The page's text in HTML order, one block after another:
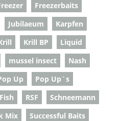
Freezerbaits
Jubilaeum
Karpfen
Krill BP
Liquid
mussel insect
Nash
Up
Pop Up`s
RSF
Schneemann
Mix
Successful Baits